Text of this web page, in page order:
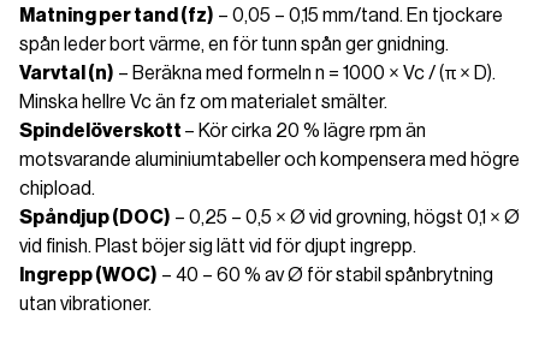
Matning per tand (fz) – 0,05 – 0,15 mm/tand. En tjockare
spån leder bort värme, en för tunn spån ger gnidning.
Varvtal (n) – Beräkna med formeln n = 1000 × Vc / (π × D).
Minska hellre Vc än fz om materialet smälter.
Spindelöverskott – Kör cirka 20 % lägre rpm än
motsvarande aluminiumtabeller och kompensera med högre
chipload.
Spåndjup (DOC) – 0,25 – 0,5 × Ø vid grovning, högst 0,1 × Ø
vid finish. Plast böjer sig lätt vid för djupt ingrepp.
Ingrepp (WOC) – 40 – 60 % av Ø för stabil spånbrytning
utan vibrationer.